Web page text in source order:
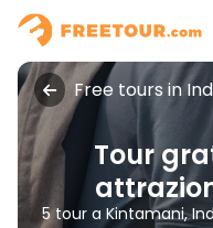
Free tours in
Tour
5 tour a Kintamani,